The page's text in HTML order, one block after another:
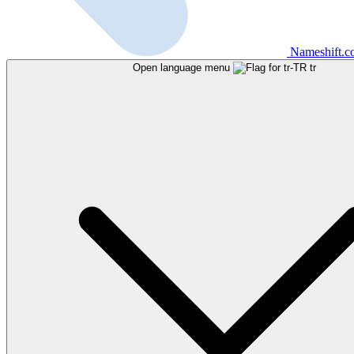
Open language menu tr